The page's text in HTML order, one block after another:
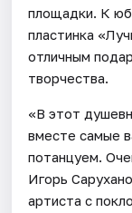
площадки. К
пластинка
отличным
творчества.
«В этот
вместе самые
потанцуем.
Игорь
артиста с